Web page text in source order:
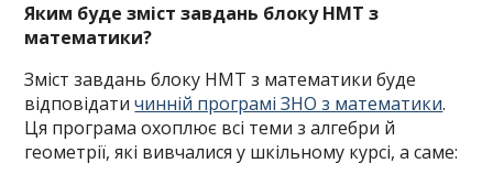
Яким буде зміст завдань блоку НМТ з
математики?
Зміст завдань блоку НМТ з математики буде
відповідатичинній програмі ЗНО з математики.
Ця програма охоплює всі теми з алгебри й
геометрії, які вивчалися у шкільному курсі, а саме: